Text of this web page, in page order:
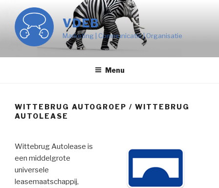
inhoud
springen
VDEB
Marketing | Communicatie | Organisatie
Menu
WITTEBRUG AUTOGROEP / WITTEBRUG
AUTOLEASE
Wittebrug Autolease is
een middelgrote
universele
leasemaatschappij,